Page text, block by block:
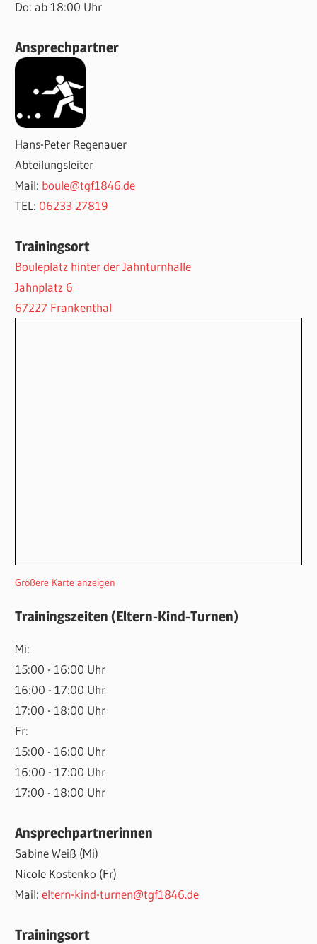
Do: ab 18:00 Uhr
Ansprechpartner
Hans-Peter Regenauer
Abteilungsleiter
Mail: boule@tgf1846.de
TEL: 06233 27819
Trainingsort
Bouleplatz hinter der Jahnturnhalle
Jahnplatz 6
67227 Frankenthal
Größere Karte anzeigen
Trainingszeiten (Eltern-Kind-Turnen)
Mi:
15:00 - 16:00 Uhr
16:00 - 17:00 Uhr
17:00 - 18:00 Uhr
Fr:
15:00 - 16:00 Uhr
16:00 - 17:00 Uhr
17:00 - 18:00 Uhr
Ansprechpartnerinnen
Sabine Weiß (Mi)
Nicole Kostenko (Fr)
Mail:eltern-kind-turnen@tgf1846.de
Trainingsort